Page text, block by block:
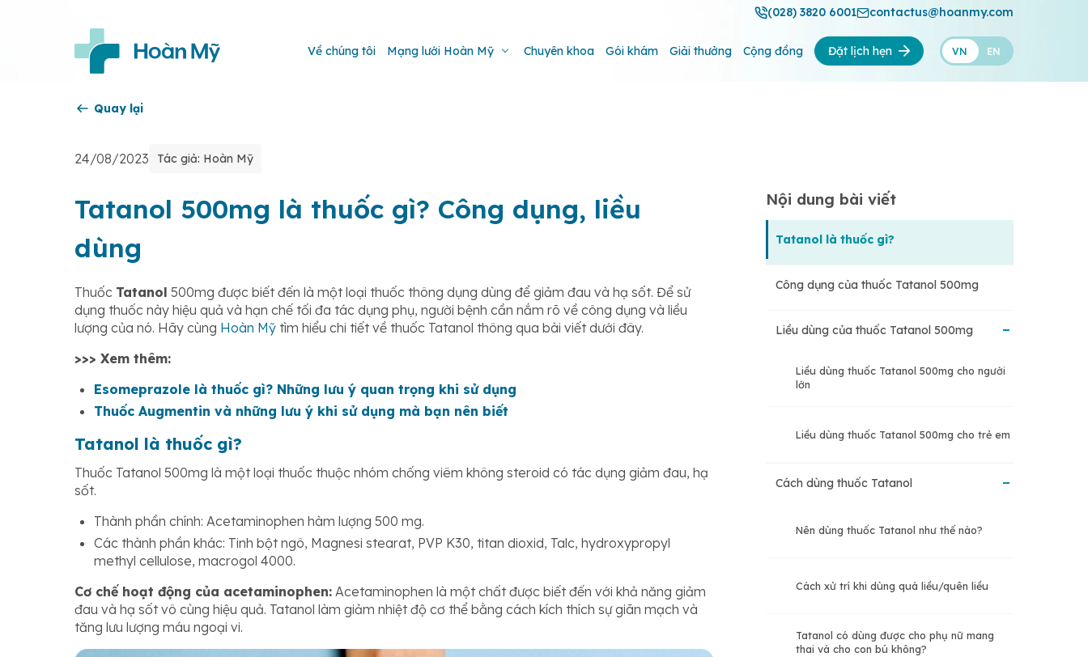
(028) 3820 6001 contactus@hoanmy.com
Về chúng tôi Mạng lưới Hoàn Mỹ Chuyên khoa Gói khám Giải thưởng Cộng đồng Đặt lịch hẹn VN EN
Quay lại
24/08/2023 Tác giả: Hoàn Mỹ
Tatanol 500mg là thuốc gì? Công dụng, liều
dùng
Thuốc Tatanol 500mg được biết đến là một loại thuốc thông dụng dùng để giảm đau và hạ sốt. Để sử
dụng thuốc này hiệu quả và hạn chế tối đa tác dụng phụ, người bệnh cần nắm rõ về công dụng và liều
lượng của nó. Hãy cùng Hoàn Mỹ tìm hiểu chi tiết về thuốc Tatanol thông qua bài viết dưới đây.
>>> Xem thêm:
Esomeprazole là thuốc gì? Những lưu ý quan trọng khi sử dụng
Thuốc Augmentin và những lưu ý khi sử dụng mà bạn nên biết
Tatanol là thuốc gì?
Thuốc Tatanol 500mg là một loại thuốc thuộc nhóm chống viêm không steroid có tác dụng giảm đau, hạ
sốt.
Thành phần chính: Acetaminophen hàm lượng 500 mg.
Các thành phần khác: Tinh bột ngô, Magnesi stearat, PVP K30, titan dioxid, Talc, hydroxypropyl
methyl cellulose, macrogol 4000.
Cơ chế hoạt động của acetaminophen: Acetaminophen là một chất được biết đến với khả năng giảm
đau và hạ sốt vô cùng hiệu quả. Tatanol làm giảm nhiệt độ cơ thể bằng cách kích thích sự giãn mạch và
tăng lưu lượng máu ngoại vi.
Nội dung bài viết
Tatanol là thuốc gì?
Công dụng của thuốc Tatanol 500mg
Liều dùng của thuốc Tatanol 500mg
Liều dùng thuốc Tatanol 500mg cho người
lớn
Liều dùng thuốc Tatanol 500mg cho trẻ em
Cách dùng thuốc Tatanol
Nên dùng thuốc Tatanol như thế nào?
Cách xử trí khi dùng quá liều/quên liều
Tatanol có dùng được cho phụ nữ mang
thai và cho con bú không?